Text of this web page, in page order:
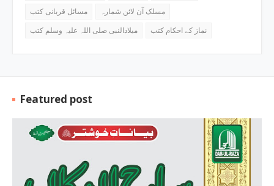
مسائل قربانی کتب
مسلک آن لائن شمارہ
میلادالنبی صلی اللہ علیہ وسلم کتب
نماز کے احکام کتب
Featured post